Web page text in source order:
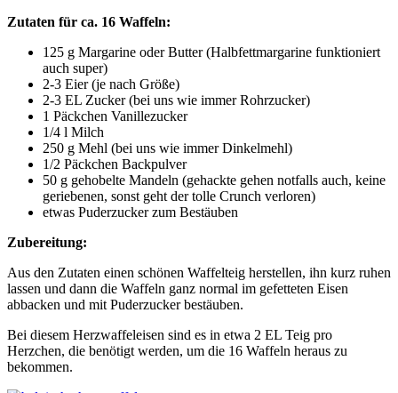
Zutaten für ca. 16 Waffeln:
125 g Margarine oder Butter (Halbfettmargarine funktioniert
auch super)
2-3 Eier (je nach Größe)
2-3 EL Zucker (bei uns wie immer Rohrzucker)
1 Päckchen Vanillezucker
1/4 l Milch
250 g Mehl (bei uns wie immer Dinkelmehl)
1/2 Päckchen Backpulver
50 g gehobelte Mandeln (gehackte gehen notfalls auch, keine
geriebenen, sonst geht der tolle Crunch verloren)
etwas Puderzucker zum Bestäuben
Zubereitung:
Aus den Zutaten einen schönen Waffelteig herstellen, ihn kurz ruhen
lassen und dann die Waffeln ganz normal im gefetteten Eisen
abbacken und mit Puderzucker bestäuben.
Bei diesem Herzwaffeleisen sind es in etwa 2 EL Teig pro
Herzchen, die benötigt werden, um die 16 Waffeln heraus zu
bekommen.